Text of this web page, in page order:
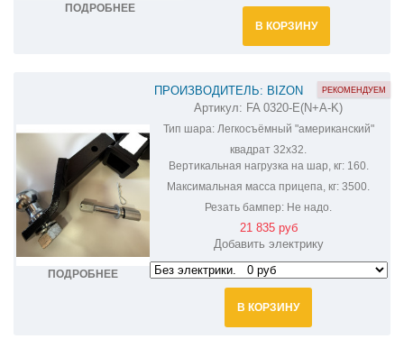
ПОДРОБНЕЕ
В КОРЗИНУ
ПОДРОБНЕЕ
ПРОИЗВОДИТЕЛЬ: BIZON
ФАРКОП С СИСТЕМОЙ АНТИСТУК НА
LEXUS GX460 FA 0320-E(N+A-K)
Артикул: FA 0320-E(N+A-K)
Тип шара:Легкосъёмный "американский"
квадрат 32х32.
Вертикальная нагрузка на шар, кг:160.
Максимальная масса прицепа, кг: 3500.
Резать бампер: Не надо.
РЕКОМЕНДУЕМ
21 835 руб
Добавить электрику
В КОРЗИНУ